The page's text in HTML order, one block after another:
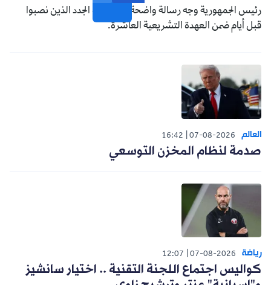
رئيس الجمهورية وجه رسالة واضحة إلى النواب الجدد الذين نصبوا
قبل أيام ضمن العهدة التشريعية العاشرة.
العالم 07-08-2026
16:42
صدمة لنظام المخزن التوسعي
رياضة 07-08-2026
12:07
كواليس اجتماع اللجنة التقنية .. اختيار سانشيز